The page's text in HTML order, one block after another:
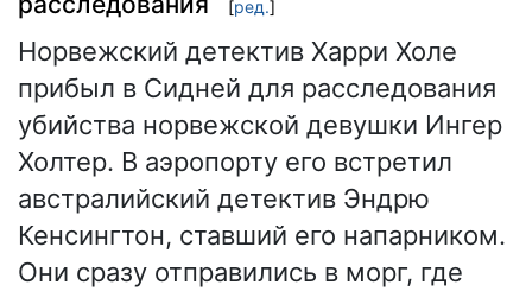
[ред.]
Норвежский детектив Харри Холе
прибыл в Сидней для расследования
убийства норвежской девушки Ингер
Холтер. В аэропорту его встретил
австралийский детектив Эндрю
Кенсингтон, ставший его напарником.
Они сразу отправились в морг, где